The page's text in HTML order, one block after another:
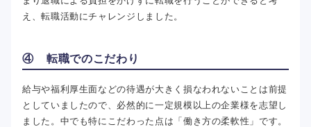
え、転職活動にチャレンジしました。
④ 転職でのこだわり
給与や福利厚生面などの待遇が大きく損なわれないことは前提
としていましたので、必然的に一定規模以上の企業様を志望し
ました。中でも特にこだわった点は「働き方の柔軟性」です。